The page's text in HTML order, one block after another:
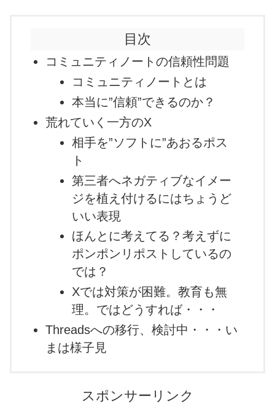
目次
コミュニティノートの信頼性問題
コミュニティノートとは
本当に”信頼”できるのか？
荒れていく一方のX
相手を”ソフトに”あおるポス
ト
第三者へネガティブなイメー
ジを植え付けるにはちょうど
いい表現
ほんとに考えてる？考えずに
ポンポンリポストしているの
では？
Xでは対策が困難。教育も無
理。ではどうすれば・・・
Threadsへの移行、検討中・・・い
まは様子見
スポンサーリンク